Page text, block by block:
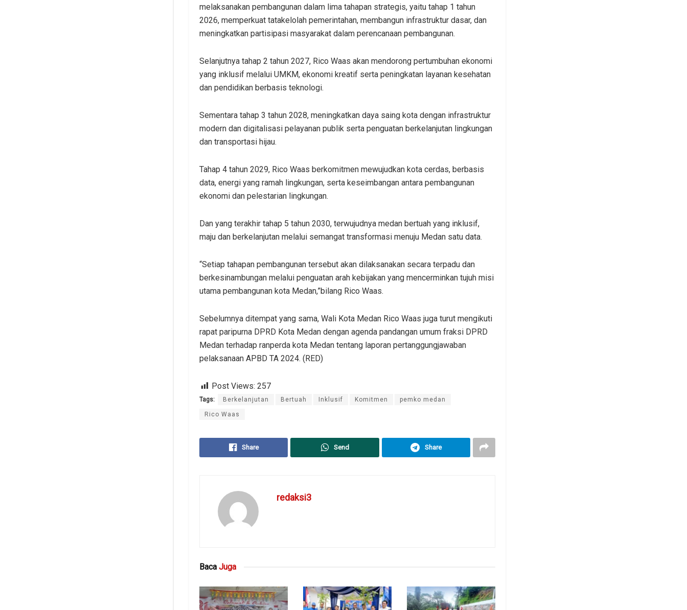
melaksanakan pembangunan dalam lima tahapan strategis, yaitu tahap 1 tahun
2026, memperkuat tatakelolah pemerintahan, membangun infrastruktur dasar, dan
meningkatkan partisipasi masyarakat dalam perencanaan pembangunan.
Selanjutnya tahap 2 tahun 2027, Rico Waas akan mendorong pertumbuhan ekonomi
yang inklusif melalui UMKM, ekonomi kreatif serta peningkatan layanan kesehatan
dan pendidikan berbasis teknologi.
Sementara tahap 3 tahun 2028, meningkatkan daya saing kota dengan infrastruktur
modern dan digitalisasi pelayanan publik serta penguatan berkelanjutan lingkungan
dan transportasi hijau.
Tahap 4 tahun 2029, Rico Waas berkomitmen mewujudkan kota cerdas, berbasis
data, energi yang ramah lingkungan, serta keseimbangan antara pembangunan
ekonomi dan pelestarian lingkungan.
Dan yang terakhir tahap 5 tahun 2030, terwujudnya medan bertuah yang inklusif,
maju dan berkelanjutan melalui semangat transformasi menuju Medan satu data.
“Setiap tahapan pembangunan tersebut akan dilaksanakan secara terpadu dan
berkesinambungan melalui penguatan arah kebijakan yang mencerminkan tujuh misi
utama pembangunan kota Medan,”bilang Rico Waas.
Sebelumnya ditempat yang sama, Wali Kota Medan Rico Waas juga turut mengikuti
rapat paripurna DPRD Kota Medan dengan agenda pandangan umum fraksi DPRD
Medan terhadap ranperda kota Medan tentang laporan pertanggungjawaban
pelaksanaan APBD TA 2024. (RED)
Post Views: 257
Tags: Berkelanjutan Bertuah Inklusif Komitmen pemko medan
Rico Waas
Share Send Share
redaksi3
Baca Juga